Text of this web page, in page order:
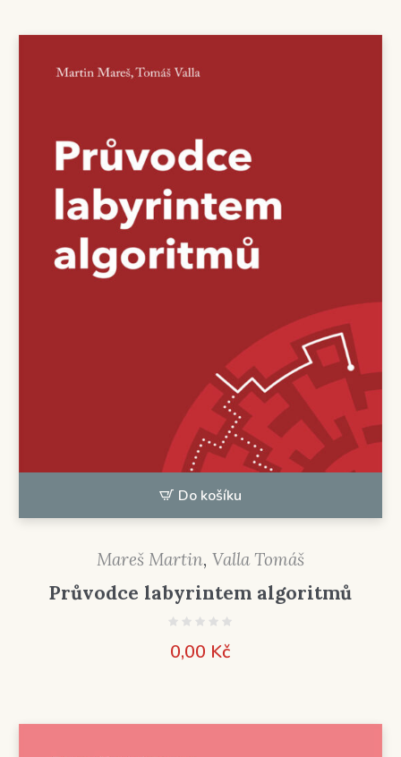
Do košíku
Mareš Martin, Valla Tomáš
Průvodce labyrintem algoritmů
0,00 Kč